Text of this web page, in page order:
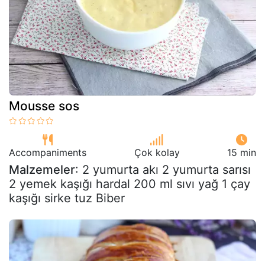
Mousse sos
Accompaniments Çok kolay 15 min
Malzemeler: 2 yumurta akı 2 yumurta sarısı
2 yemek kaşığı hardal 200 ml sıvı yağ 1 çay
kaşığı sirke tuz Biber